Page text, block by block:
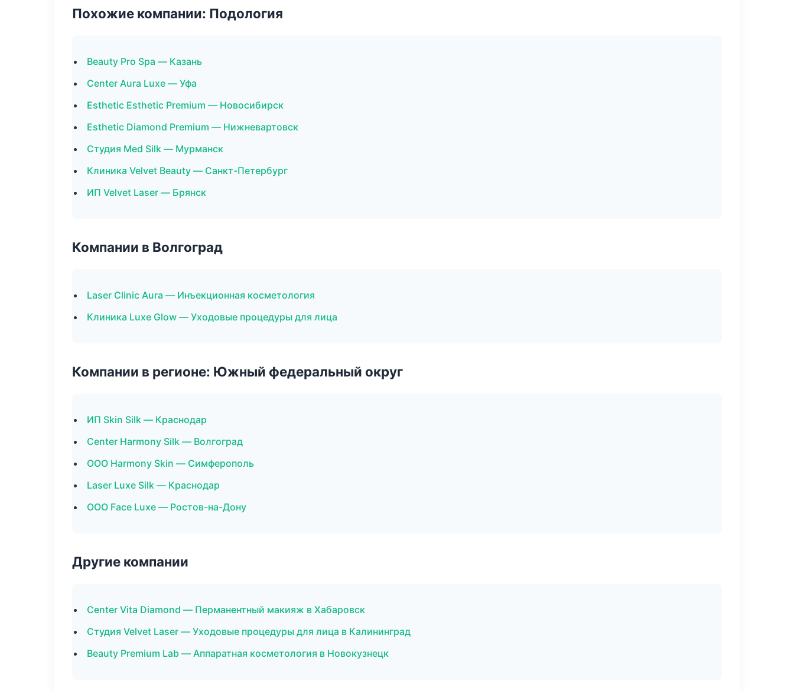
Похожие компании: Подология
Beauty Pro Spa — Казань
Center Aura Luxe — Уфа
Esthetic Esthetic Premium — Новосибирск
Esthetic Diamond Premium — Нижневартовск
Студия Med Silk — Мурманск
Клиника Velvet Beauty — Санкт-Петербург
ИП Velvet Laser — Брянск
Компании в Волгоград
Laser Clinic Aura — Инъекционная косметология
Клиника Luxe Glow — Уходовые процедуры для лица
Компании в регионе: Южный федеральный округ
ИП Skin Silk — Краснодар
Center Harmony Silk — Волгоград
ООО Harmony Skin — Симферополь
Laser Luxe Silk — Краснодар
ООО Face Luxe — Ростов-на-Дону
Другие компании
Center Vita Diamond — Перманентный макияж в Хабаровск
Студия Velvet Laser — Уходовые процедуры для лица в Калининград
Beauty Premium Lab — Аппаратная косметология в Новокузнецк